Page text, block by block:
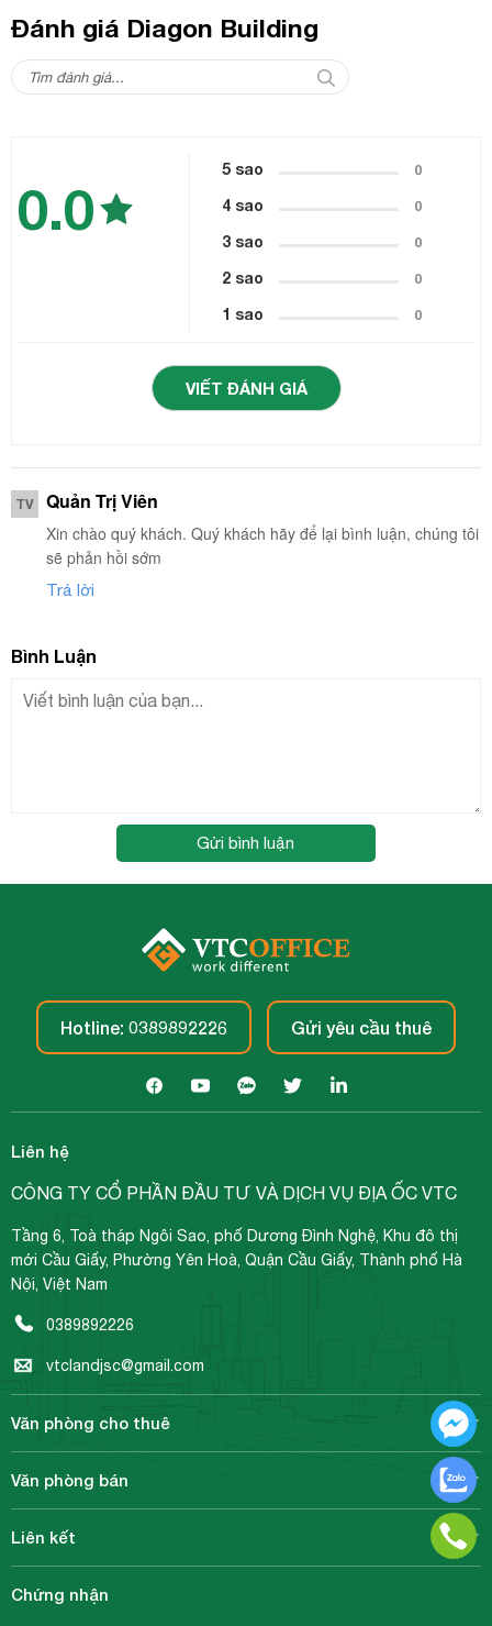
Đánh giá Diagon Building
0.0
5 sao 0
4 sao 0
3 sao 0
2 sao 0
1 sao 0
VIẾT ĐÁNH GIÁ
TV Quản Trị Viên
Xin chào quý khách. Quý khách hãy để lại bình luận, chúng tôi
sẽ phản hồi sớm
Trả lời
Bình Luận
Gửi bình luận
Hotline: 0389892226 Gửi yêu cầu thuê
Liên hệ
CÔNG TY CỔ PHẦN ĐẦU TƯ VÀ DỊCH VỤ ĐỊA ỐC VTC
Tầng 6, Toà tháp Ngôi Sao, phố Dương Đình Nghệ, Khu đô thị
mới Cầu Giấy, Phường Yên Hoà, Quận Cầu Giấy, Thành phố Hà
Nội, Việt Nam
0389892226
vtclandjsc@gmail.com
Văn phòng cho thuê
Văn phòng bán
Liên kết
Chứng nhận